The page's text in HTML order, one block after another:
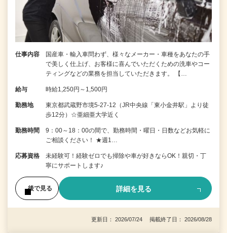
仕事内容
国産車・輸入車問わず、様々なメーカー・車種をあなたの手
で美しく仕上げ、お客様に喜んでいただくための洗車やコー
ティングなどの業務を担当していただきます。 【…
給与 時給1,250円～1,500円
勤務地
東京都武蔵野市境5-27-12（JR中央線「東小金井駅」より徒
歩12分）☆亜細亜大学近く
勤務時間
9：00～18：00の間で、勤務時間・曜日・日数などお気軽に
ご相談ください！ ★週1…
応募資格
未経験可！経験ゼロでも掃除や車が好きならOK！親切・丁
寧にサポートします♪
後で見る 詳細を見る
更新日： 2026/07/24 掲載終了日： 2026/08/28